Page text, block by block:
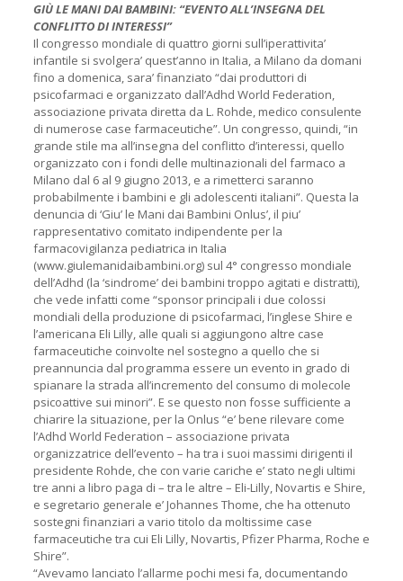
GIÙ LE MANI DAI BAMBINI: “EVENTO ALL’INSEGNA DEL
CONFLITTO DI INTERESSI”
Il congresso mondiale di quattro giorni sull’iperattivita’
infantile si svolgera’ quest’anno in Italia, a Milano da domani
fino a domenica, sara’ finanziato “dai produttori di
psicofarmaci e organizzato dall’Adhd World Federation,
associazione privata diretta da L. Rohde, medico consulente
di numerose case farmaceutiche”. Un congresso, quindi, “in
grande stile ma all’insegna del conflitto d’interessi, quello
organizzato con i fondi delle multinazionali del farmaco a
Milano dal 6 al 9 giugno 2013, e a rimetterci saranno
probabilmente i bambini e gli adolescenti italiani”. Questa la
denuncia di ‘Giu’ le Mani dai Bambini Onlus’, il piu’
rappresentativo comitato indipendente per la
farmacovigilanza pediatrica in Italia
(www.giulemanidaibambini.org) sul 4° congresso mondiale
dell’Adhd (la ‘sindrome’ dei bambini troppo agitati e distratti),
che vede infatti come “sponsor principali i due colossi
mondiali della produzione di psicofarmaci, l’inglese Shire e
l’americana Eli Lilly, alle quali si aggiungono altre case
farmaceutiche coinvolte nel sostegno a quello che si
preannuncia dal programma essere un evento in grado di
spianare la strada all’incremento del consumo di molecole
psicoattive sui minori”. E se questo non fosse sufficiente a
chiarire la situazione, per la Onlus “e’ bene rilevare come
l’Adhd World Federation – associazione privata
organizzatrice dell’evento – ha tra i suoi massimi dirigenti il
presidente Rohde, che con varie cariche e’ stato negli ultimi
tre anni a libro paga di – tra le altre – Eli-Lilly, Novartis e Shire,
e segretario generale e’ Johannes Thome, che ha ottenuto
sostegni finanziari a vario titolo da moltissime case
farmaceutiche tra cui Eli Lilly, Novartis, Pfizer Pharma, Roche e
Shire”.
“Avevamo lanciato l’allarme pochi mesi fa, documentando